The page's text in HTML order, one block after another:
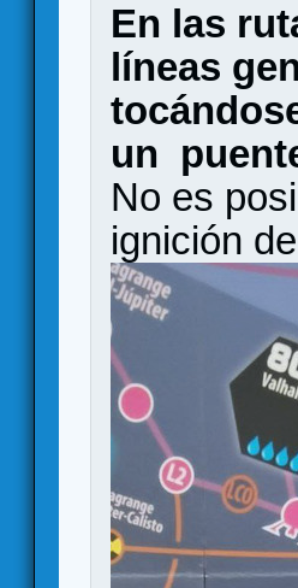
En las
líneas
un
No es
ignición